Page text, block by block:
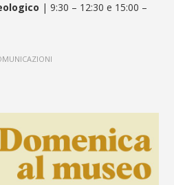
| 9:30 – 12:30 e 15:00 –